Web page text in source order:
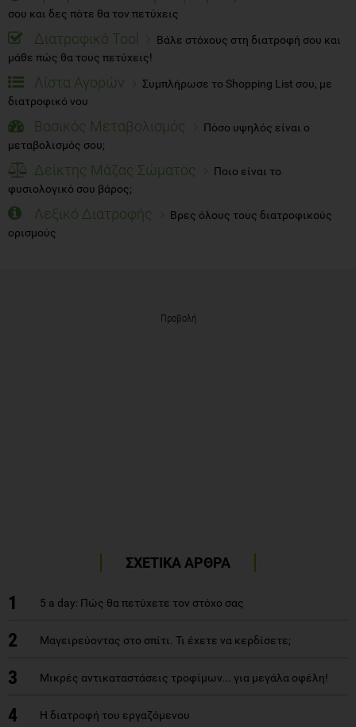
σου και δες πότε θα τον πετύχεις
Διατροφικό Tool
Βάλε στόχους στη διατροφή σου και
μάθε πώς θα τους πετύχεις!
Λίστα Αγορών
Συμπλήρωσε το Shopping List σου, με
διατροφικό νου
Βασικός Μεταβολισμός
Πόσο υψηλός είναι ο
μεταβολισμός σου;
Δείκτης Μάζας Σώματος
Ποιο είναι το
φυσιολογικό σου βάρος;
Λεξικό Διατροφής
Βρες όλους τους διατροφικούς
ορισμούς
Προβολή
ΣΧΕΤΙΚΑ ΑΡΘΡΑ
1 5 a day: Πώς θα πετύχετε τον στόχο σας
2 Μαγειρεύοντας στο σπίτι. Τι έχετε να κερδίσετε;
3 Μικρές αντικαταστάσεις τροφίμων... για μεγάλα οφέλη!
4 Η διατροφή του εργαζόμενου